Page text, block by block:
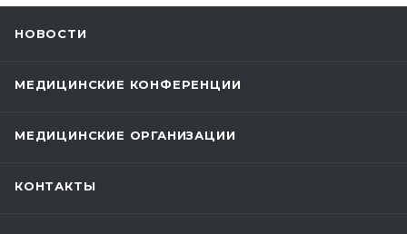
НОВОСТИ
МЕДИЦИНСКИЕ КОНФЕРЕНЦИИ
МЕДИЦИНСКИЕ ОРГАНИЗАЦИИ
КОНТАКТЫ